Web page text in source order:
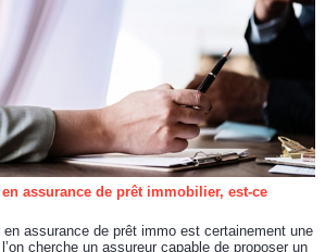
assurance de prêt immobilier, est-ce
en assurance de prêt immo est certainement une
cherche un assureur capable de proposer un